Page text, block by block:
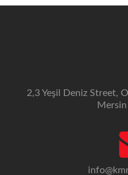
2,3 Yeşil Deniz Street,